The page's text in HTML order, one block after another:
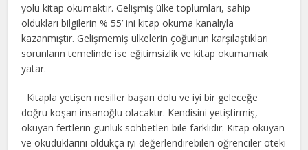
yolu kitap okumaktır. Gelişmiş ülke toplumları, sahip
oldukları bilgilerin % 55’ ini kitap okuma kanalıyla
kazanmıştır. Gelişmemiş ülkelerin çoğunun karşılaştıkları
sorunların temelinde ise eğitimsizlik ve kitap okumamak
yatar.
Kitapla yetişen nesiller başarı dolu ve iyi bir geleceğe
doğru koşan insanoğlu olacaktır. Kendisini yetiştirmiş,
okuyan fertlerin günlük sohbetleri bile farklıdır. Kitap okuyan
ve okuduklarını oldukça iyi değerlendirebilen öğrenciler öteki